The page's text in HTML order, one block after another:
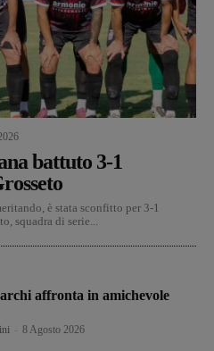
battuto 3-1
è stata sconfitto per 3-1
squadra di serie...
affronta in amichevole
8 Agosto 2026